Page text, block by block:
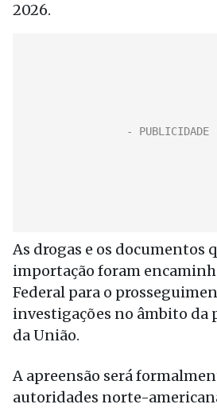
2026.
As drogas e os documentos
importação foram
Federal para o
investigações no âmbito da
da União.
A apreensão será
autoridades norte-